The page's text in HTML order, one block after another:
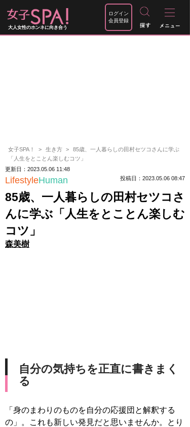
大人女性のホンネに向き合う
ログイン
会員登録
女子SPA！ 生き方
85歳、一人暮らしの田村セツコさんに学ぶ
「人生をとことん楽しむコツ」
更新日：2023.05.06 11:48
LifestyleHuman 投稿日：2023.05.06 08:47
85歳、一人暮らしの田村セツコさ
んに学ぶ「人生をとことん楽しむ
コツ」
森美樹
自分の気持ちを正直に書きまく
る
「身のまわりのものを自分の応援団と解釈する
の」。これも新しい発見だと思いませんか。とり